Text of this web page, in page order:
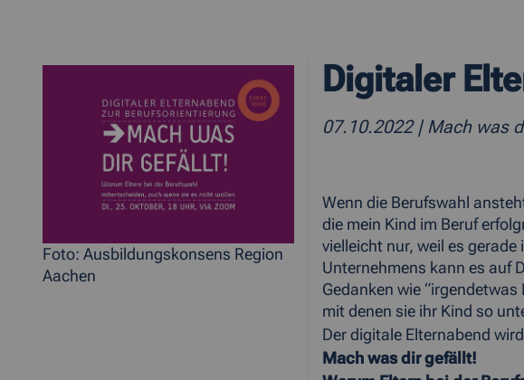
Digitaler
07.10.2022 | Mach was
Wenn die Berufswahl
die mein Kind im Beruf
vielleicht nur, weil es gerade
Unternehmens kann es auf
Gedanken wie
mit denen sie ihr Kind so
Der digitale Elternabend
Mach was dir gefällt!
Foto: Ausbildungskonsens Region
Aachen